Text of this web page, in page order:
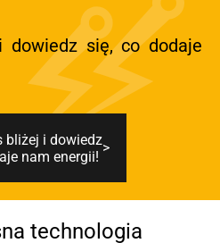
dowiedz się, co dodaje
bliżej i dowiedz
nam energii!
technologia